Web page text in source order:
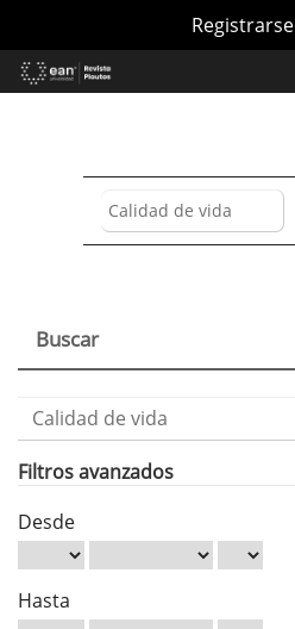
Contenido
principal
Registrarse
Buscar
Buscar
artículos
por
Filtros avanzados
Desde
Hasta